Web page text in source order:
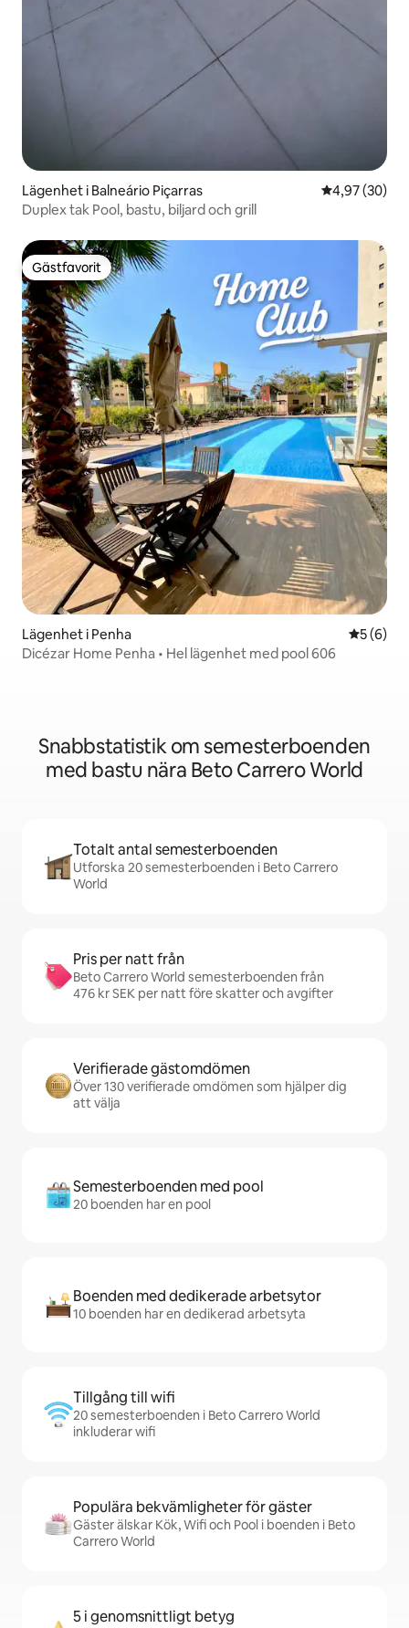
Lägenhet i Balneário Piçarras 4,97 av 5 i
4,97 (30)
Duplex tak Pool, bastu, biljard och grill
Gästfavorit
Gästfavorit
Lägenhet i Penha 5 av 5 i
5 (6)
Dicézar Home Penha • Hel lägenhet med pool 606
Snabbstatistik om semesterboenden
med bastu nära Beto Carrero World
Totalt antal semesterboenden
Utforska 20 semesterboenden i Beto Carrero
World
Pris per natt från
Beto Carrero World semesterboenden från
476 kr SEK per natt före skatter och avgifter
Verifierade gästomdömen
Över 130 verifierade omdömen som hjälper dig
att välja
Semesterboenden med pool
20 boenden har en pool
Boenden med dedikerade arbetsytor
10 boenden har en dedikerad arbetsyta
Tillgång till wifi
20 semesterboenden i Beto Carrero World
inkluderar wifi
Populära bekvämligheter för gäster
Gäster älskar Kök, Wifi och Pool i boenden i Beto
Carrero World
5 i genomsnittligt betyg